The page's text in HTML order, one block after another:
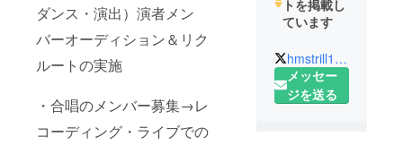
ダンス・演出）演者メン
バーオーディション＆リク
ルートの実施
・合唱のメンバー募集→レ
コーディング・ライブでの
トを掲載し
ています
hmstrill1414
メッセー
ジを送る